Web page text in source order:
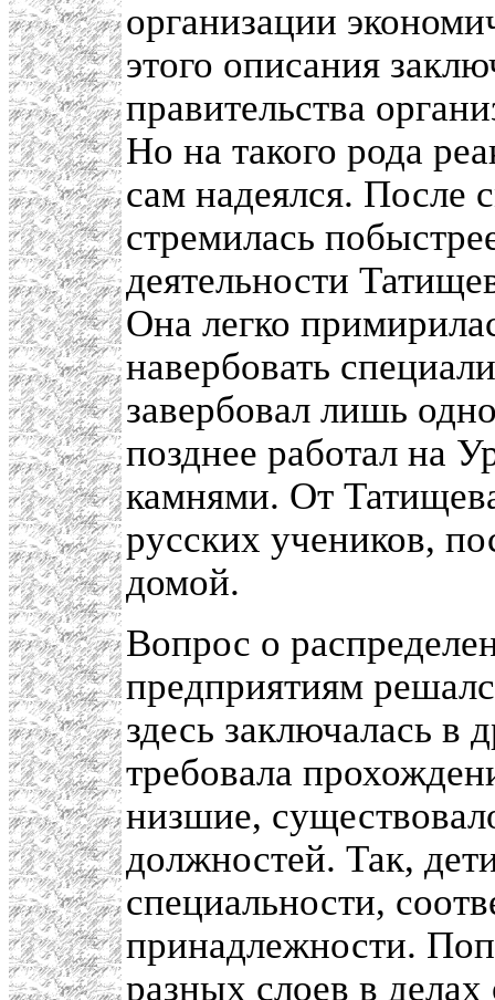
организации
этого описания
правительства
Но на такого рода
сам надеялся. После
стремилась
деятельности
Она легко
навербовать
завербовал лишь
позднее работал на
камнями. От
русских учеников,
домой.
Вопрос о
предприятиям
здесь заключалась в
требовала
низшие,
должностей. Так,
специальности,
принадлежности.
разных слоев в